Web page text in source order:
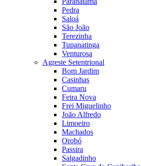
Pedra
Saloá
São João
Terezinha
Tupanatinga
Venturosa
Agreste Setentrional
Bom Jardim
Casinhas
Cumaru
Feira Nova
Frei Miguelinho
João Alfredo
Limoeiro
Machados
Orobó
Passira
Salgadinho